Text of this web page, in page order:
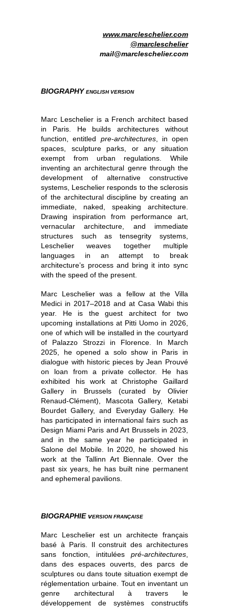
www.marcleschelier.com
@marcleschelier
mail@marcleschelier.com
BIOGRAPHYENGLISH VERSION
Marc Leschelier is a French architect based
in Paris. He builds architectures without
function, entitled pre-architectures, in open
spaces, sculpture parks, or any situation
exempt from urban regulations. While
inventing an architectural genre through the
development of alternative constructive
systems, Leschelier responds to the sclerosis
of the architectural discipline by creating an
immediate, naked, speaking architecture.
Drawing inspiration from performance art,
vernacular architecture, and immediate
structures such as tensegrity systems,
Leschelier weaves together multiple
languages in an attempt to break
architecture’s process and bring it into sync
with the speed of the present.
Marc Leschelier was a fellow at the Villa
Medici in 2017–2018 and at Casa Wabi this
year. He is the guest architect for two
upcoming installations at Pitti Uomo in 2026,
one of which will be installed in the courtyard
of Palazzo Strozzi in Florence. In March
2025, he opened a solo show in Paris in
dialogue with historic pieces by Jean Prouvé
on loan from a private collector. He has
exhibited his work at Christophe Gaillard
Gallery in Brussels (curated by Olivier
Renaud-Clément), Mascota Gallery, Ketabi
Bourdet Gallery, and Everyday Gallery. He
has participated in international fairs such as
Design Miami Paris and Art Brussels in 2023,
and in the same year he participated in
Salone del Mobile. In 2020, he showed his
work at the Tallinn Art Biennale. Over the
past six years, he has built nine permanent
and ephemeral pavilions.
BIOGRAPHIE vERSION FRANÇAISE
Marc Leschelier est un architecte français
basé à Paris. Il construit des architectures
sans fonction, intitulées pré-architectures,
dans des espaces ouverts, des parcs de
sculptures ou dans toute situation exempt de
réglementation urbaine. Tout en inventant un
genre architectural à travers le
développement de systèmes constructifs